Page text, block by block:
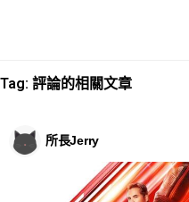
Tag: 評論的相關文章
所長Jerry